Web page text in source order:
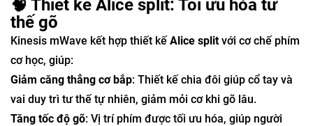
🧠 Thiết kế Alice split: Tối ưu hóa tư
thế gõ
Kinesis mWave kết hợp thiết kếAlice splitvới cơ chế phím
cơ học, giúp:
Giảm căng thẳng cơ bắp: Thiết kế chia đôi giúp cổ tay và
vai duy trì tư thế tự nhiên, giảm mỏi cơ khi gõ lâu.
Tăng tốc độ gõ: Vị trí phím được tối ưu hóa, giúp người